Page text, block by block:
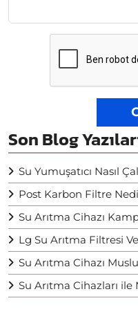
Son Blog
Su Yumuşatıcı Nasıl
Post Karbon Filtre
Su Arıtma Cihazı
Lg Su Arıtma Filtresi
Su Arıtma Cihazı
Su Arıtma Cihazları ile